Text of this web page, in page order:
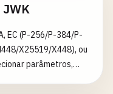
JWK
EC (P-256/P-384/P-
X25519/X448), ou
parâmetros,